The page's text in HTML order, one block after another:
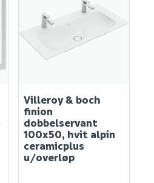
Villeroy & boch
finion
dobbelservant
100x50, hvit alpin
ceramicplus
u/overløp